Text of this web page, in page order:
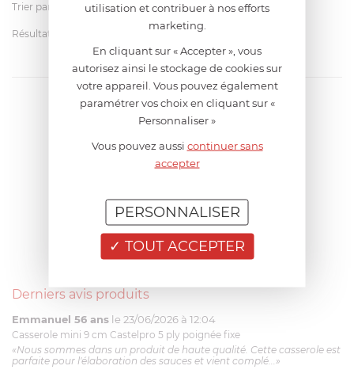
Trier par
Résultats par page
Derniers avis produits
Emmanuel 56 ans le 23/06/2026 à 12:04
Casserole mini 9 cm Castelpro 5 ply poignée fixe
«Nous sommes dans un produit de haute qualité. Cette casserole est
parfaite pour l'élaboration des sauces et vient complé...»
utilisation et contribuer à nos efforts
marketing.
En cliquant sur « Accepter », vous
autorisez ainsi le stockage de cookies sur
votre appareil. Vous pouvez également
paramétrer vos choix en cliquant sur «
Personnaliser »
Vous pouvez aussi continuer sans
accepter
TOUT ACCEPTER
PERSONNALISER